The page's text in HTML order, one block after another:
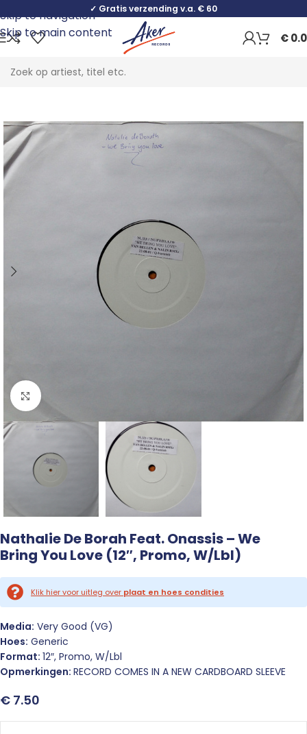
Skip to navigation
Skip to main content
✓ Gratis verzending v.a. € 60
€
Home Electronic
Click to enlarge
Nathalie De Borah Feat. Onassis – We
Bring You Love (12″, Promo, W/Lbl)
Klik hier voor uitleg over plaat en hoes condities
Media: Very Good (VG)
Hoes: Generic
Format: 12″, Promo, W/Lbl
Opmerkingen: RECORD COMES IN A NEW CARDBOARD SLEEVE
€ 7.50